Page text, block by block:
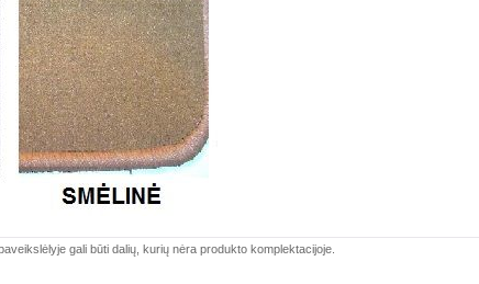
gali būti dalių, kurių nėra produkto komplektacijoje.